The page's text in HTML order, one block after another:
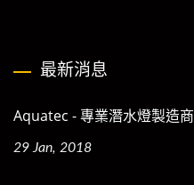
最新消息
Aquatec - 專業潛水燈製造商
29 Jan, 2018